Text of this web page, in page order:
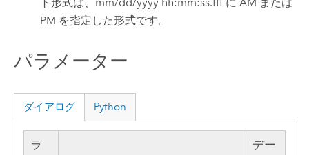
PM を指定した形式です。
パラメーター
ダイアログ Python
ラ
デー